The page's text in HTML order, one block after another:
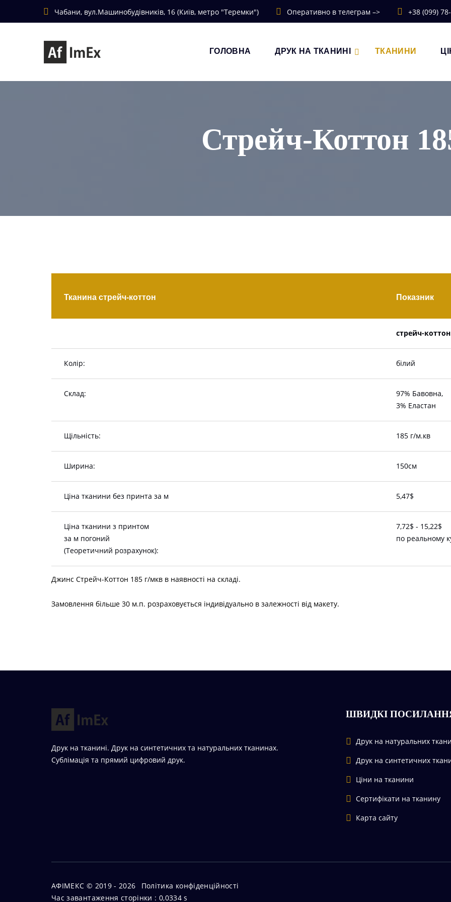
Чабани, вул.Машинобудівників, 16 (Київ, метро "Теремки") Оперативно в телеграм –> +38 (099)
ГОЛОВНА ДРУК НА ТКАНИНІ ТКАНИНИ
Стрейч-Коттон
Тканина стрейч-коттон Показник
стрейч-коттон
Колір: білий
Склад:
97% Бавовна,
3% Еластан
Щільність: 185 г/м.кв
Ширина: 150см
Ціна тканини без принта за м 5,47$
Ціна тканини з принтом
за м погоний
(Теоретичний розрахунок):
7,72$ - 15,22$
по реальному
Джинс Стрейч-Коттон 185 г/мкв в наявності на складі.
Замовлення більше 30 м.п. розраховується індивідуально в залежності від макету.
Друк на тканині. Друк на синтетичних та натуральних тканинах.
Сублімація та прямий цифровий друк.
ШВИДКІ
Друк на натуральних
Друк на синтетичних
Ціни на тканини
Сертифікати на тканину
Карта сайту
АФІМЕКС © 2019 - 2026
Політика конфіденційності
Час завантаження сторiнки : 0,0334 s